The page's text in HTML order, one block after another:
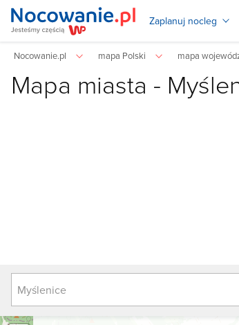
Zaplanuj nocleg
Nocowanie.pl mapa Polski mapa
Mapa miasta -